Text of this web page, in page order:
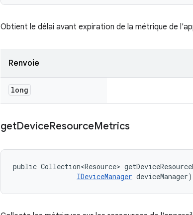
Obtient le délai avant expiration de la métrique de
Renvoie
long
getDeviceResourceMetrics
public Collection<Resource>
IDeviceManager deviceManager)